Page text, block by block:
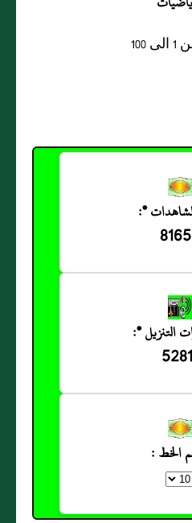
*:
التنزيل *:
الخط :